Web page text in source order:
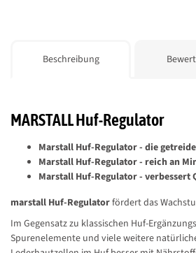
Beschreibung
MARSTALL Huf-Regulator
Marstall Huf-Regulator - die
Marstall Huf-Regulator - reich an
Marstall Huf-Regulator - verbessert
marstall Huf-Regulatorfördert das
Im Gegensatz zu klassischen Huf-
Spurenelemente und viele weitere